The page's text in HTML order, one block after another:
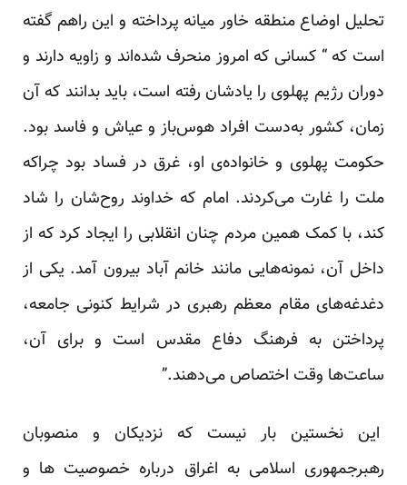
تحلیل اوضاع منطقه خاور میانه پرداخته و این راهم گفته
است که “ کسانی که امروز منحرف شده‌اند و زاویه دارند و
دوران رژیم پهلوی را یادشان رفته است، باید بدانند که آن
زمان، کشور به‌دست افراد هوس‌باز و عیاش و فاسد بود.
حکومت پهلوی و خانواده‌ی او، غرق در فساد بود چراکه
ملت را غارت می‌کردند. امام که خداوند روح‌شان را شاد
کند، با کمک همین مردم چنان انقلابی را ایجاد کرد که از
داخل آن، نمونه‌هایی مانند خانم آباد بیرون آمد. یکی از
دغدغه‌های مقام معظم رهبری در شرایط کنونی جامعه،
پرداختن به فرهنگ دفاع مقدس است و برای آن،
ساعت‌ها وقت اختصاص می‌دهند.”
این نخستین بار نیست که نزدیکان و منصوبان
رهبرجمهوری اسلامی به اغراق درباره خصوصیت ها و